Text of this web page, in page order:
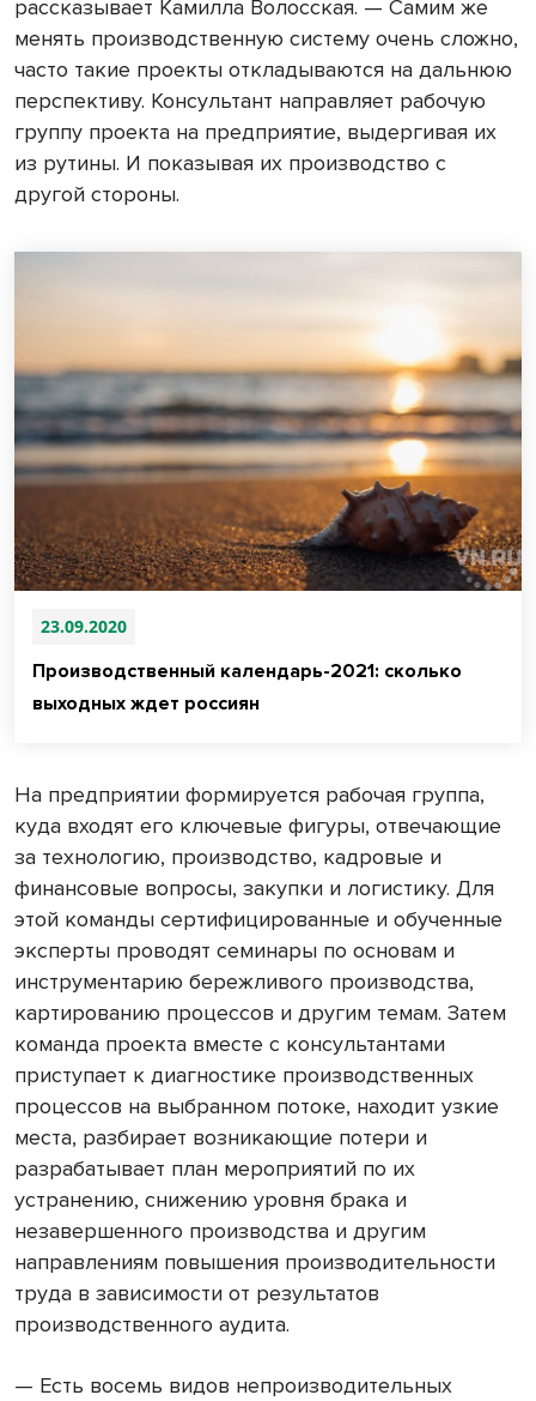
рассказывает Камилла Волосская. — Самим же
менять производственную систему очень сложно,
часто такие проекты откладываются на дальнюю
перспективу. Консультант направляет рабочую
группу проекта на предприятие, выдергивая их
из рутины. И показывая их производство с
другой стороны.
23.09.2020
Производственный календарь-2021: сколько
выходных ждет россиян
На предприятии формируется рабочая группа,
куда входят его ключевые фигуры, отвечающие
за технологию, производство, кадровые и
финансовые вопросы, закупки и логистику. Для
этой команды сертифицированные и обученные
эксперты проводят семинары по основам и
инструментарию бережливого производства,
картированию процессов и другим темам. Затем
команда проекта вместе с консультантами
приступает к диагностике производственных
процессов на выбранном потоке, находит узкие
места, разбирает возникающие потери и
разрабатывает план мероприятий по их
устранению, снижению уровня брака и
незавершенного производства и другим
направлениям повышения производительности
труда в зависимости от результатов
производственного аудита.
— Есть восемь видов непроизводительных